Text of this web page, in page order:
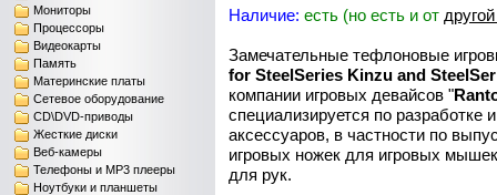
Мониторы
Процессоры
Видеокарты
Память
Материнские платы
Сетевое оборудование
CD\DVD-приводы
Жесткие диски
Веб-камеры
Телефоны и MP3 плееры
Ноутбуки и планшеты
Наличие: есть (но есть и от
Замечательные тефлоновые
for SteelSeries Kinzu and
компании игровых девайсов "
специализируется по разработке
аксессуаров, в частности по
игровых ножек для игровых
для рук.